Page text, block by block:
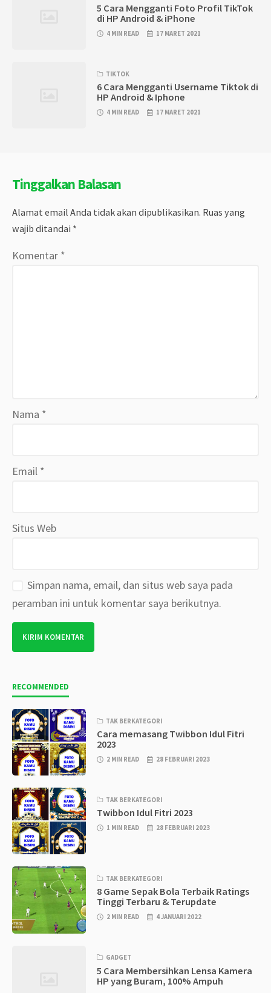
5 Cara Mengganti Foto Profil TikTok
di HP Android & iPhone
4 MIN READ 17 MARET 2021
TIKTOK
6 Cara Mengganti Username Tiktok di
HP Android & Iphone
4 MIN READ 17 MARET 2021
Tinggalkan Balasan
Alamat email Anda tidak akan dipublikasikan. Ruas yang
wajib ditandai *
Komentar *
Nama *
Email *
Situs Web
Simpan nama, email, dan situs web saya pada
peramban ini untuk komentar saya berikutnya.
RECOMMENDED
TAK BERKATEGORI
Cara memasang Twibbon Idul Fitri
2023
2 MIN READ 28 FEBRUARI 2023
TAK BERKATEGORI
Twibbon Idul Fitri 2023
1 MIN READ 28 FEBRUARI 2023
TAK BERKATEGORI
8 Game Sepak Bola Terbaik Ratings
Tinggi Terbaru & Terupdate
2 MIN READ 4 JANUARI 2022
GADGET
5 Cara Membersihkan Lensa Kamera
HP yang Buram, 100% Ampuh